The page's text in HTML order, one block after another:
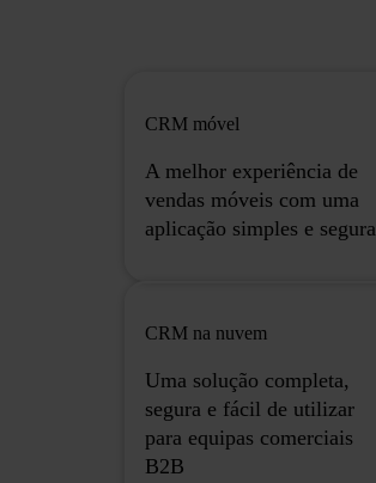
CRM móvel
A melhor experiência de
vendas móveis com uma
aplicação simples e segura
CRM na nuvem
Uma solução completa,
segura e fácil de utilizar
para equipas comerciais
B2B